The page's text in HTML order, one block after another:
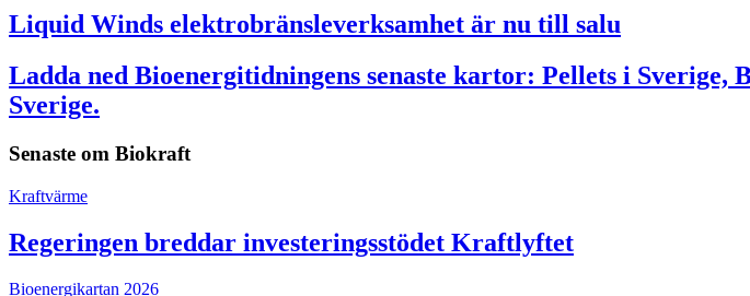
Liquid Winds elektrobränsleverksamhet är nu till salu
Ladda ned Bioenergitidningens senaste kartor: Pellets i
Sverige.
Senaste om Biokraft
Kraftvärme
Regeringen breddar investeringsstödet Kraftlyftet
Bioenergikartan 2026